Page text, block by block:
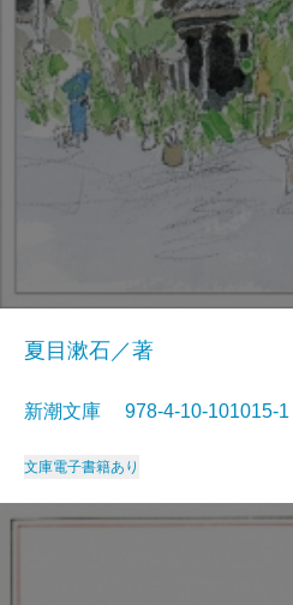
夏目漱石／著
新潮文庫 978-4-10-
文庫電子書籍あり